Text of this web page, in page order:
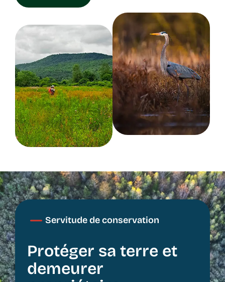
Servitude de conservation
Protéger sa terre et
demeurer